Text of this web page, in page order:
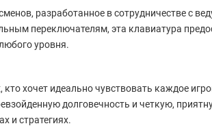
разработанное в сотрудничестве с
переключателям, эта клавиатура
уровня.
кто хочет идеально чувствовать каждое
долговечность и четкую,
и стратегиях.